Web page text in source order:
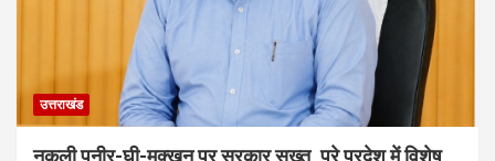
उत्तराखंड
नकली पनीर-घी-मक्खन पर सरकार सख्त, पूरे प्रदेश में विशेष